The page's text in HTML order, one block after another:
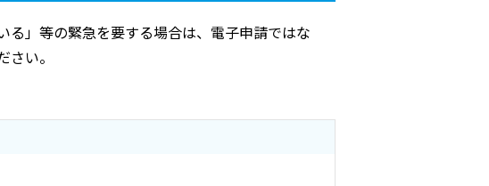
る」等の緊急を要する場合は、電子申請ではな
い。